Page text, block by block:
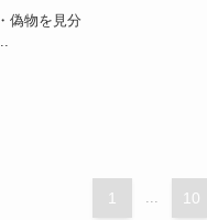
偽物を見分
1 10